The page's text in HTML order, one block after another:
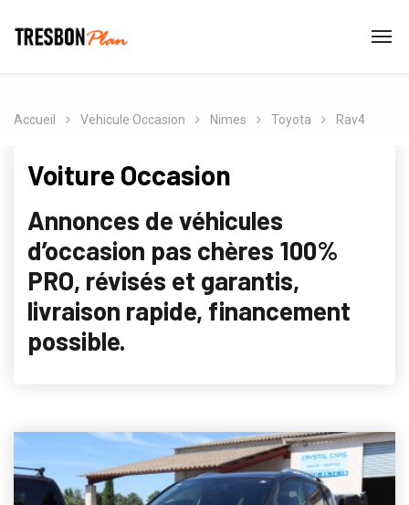
Accueil Vehicule Occasion Nimes Toyota Rav4
Voiture Occasion
Annonces de véhicules
d’occasion pas chères 100%
PRO, révisés et garantis,
livraison rapide, financement
possible.